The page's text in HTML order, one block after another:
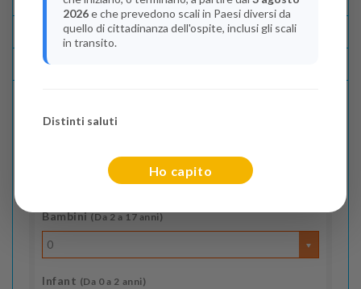
Recensioni
Indica il numero dei passeggeri
Bambini(Da 2 a 17 anni)
0
Infant (Da 0 a 2 anni)
2026e che prevedono scali in Paesi diversi da
quello di cittadinanza dell'ospite, inclusi gli scali
in transito.
Distinti saluti
Ho capito